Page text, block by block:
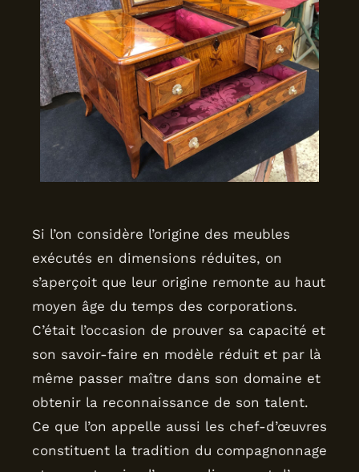
Si l’on considère l’origine des meubles
exécutés en dimensions réduites, on
s’aperçoit que leur origine remonte au haut
moyen âge du temps des corporations.
C’était l’occasion de prouver sa capacité et
son savoir-faire en modèle réduit et par là
même passer maître dans son domaine et
obtenir la reconnaissance de son talent.
Ce que l’on appelle aussi les chef-d’œuvres
constituent la tradition du compagnonnage